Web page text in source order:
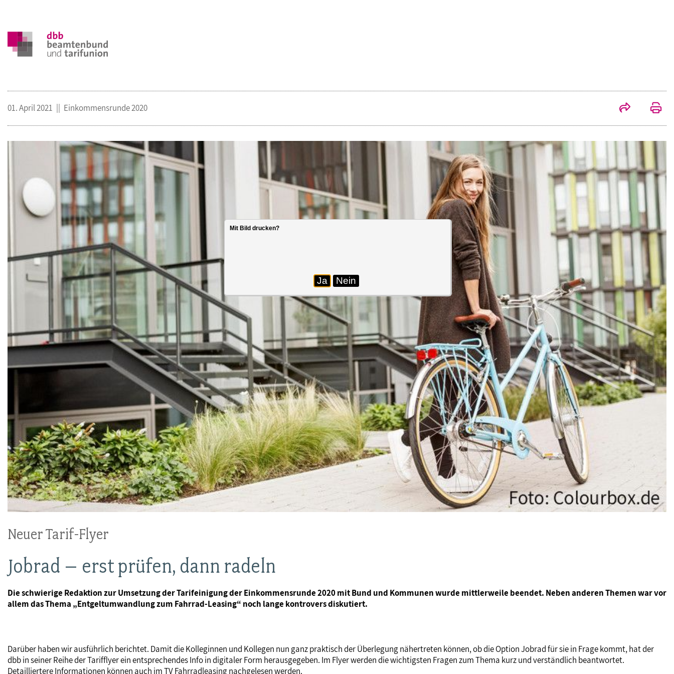
Neuer Tarif-Flyer
Jobrad – erst prüfen, dann radeln
Die schwierige Redaktion zur Umsetzung der Tarifeinigung der Einkommensrunde 2020 mit Bund und Kommunen wurde mittlerweile beendet. Neben anderen Themen war vor
allem das Thema „Entgeltumwandlung zum Fahrrad-Leasing“ noch lange kontrovers diskutiert.
01. April 2021 Einkommensrunde 2020
Darüber haben wir ausführlich berichtet. Damit die Kolleginnen und Kollegen nun ganz praktisch der Überlegung nähertreten können, ob die Option Jobrad für sie in Frage kommt, hat der
dbb in seiner Reihe der Tarifflyer ein entsprechendes Info in digitaler Form herausgegeben. Im Flyer werden die wichtigsten Fragen zum Thema kurz und verständlich beantwortet.
Detailliertere Informationen können auch im TV Fahrradleasing nachgelesen werden.
Mit Bild drucken?
Ja Nein